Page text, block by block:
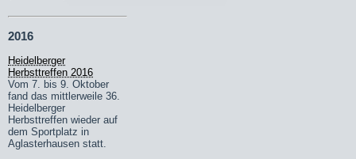
2016
Heidelberger
Herbsttreffen 2016
Vom 7. bis 9. Oktober
fand das mittlerweile 36.
Heidelberger
Herbsttreffen wieder auf
dem Sportplatz in
Aglasterhausen statt.